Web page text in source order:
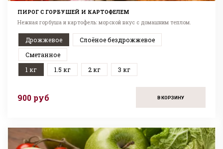
ПИРОГ С ГОРБУШЕЙ И КАРТОФЕЛЕМ
Нежная горбуша и картофель: морской вкус с домашним теплом.
Дрожжевое
Слоёное бездрожжевое
Сметанное
1 кг
1.5 кг 2 кг 3 кг
900 руб В КОРЗИНУ